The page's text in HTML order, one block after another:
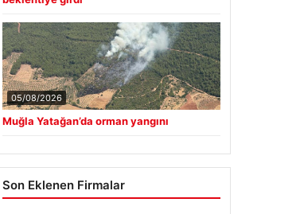
05/08/2026
Muğla Yatağan’da orman yangını
Son Eklenen Firmalar